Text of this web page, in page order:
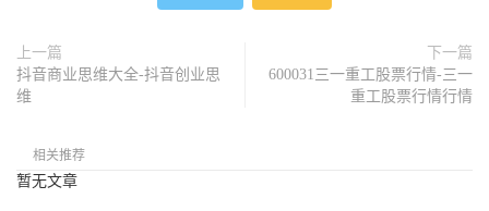
上一篇
抖音商业思维大全-抖音创业思
维
下一篇
600031三一重工股票行情-三一
重工股票行情行情
相关推荐
暂无文章